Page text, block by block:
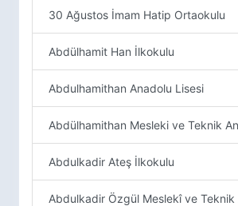
30 Ağustos İmam Hatip Ortaokulu
Abdülhamit Han İlkokulu
Abdulhamithan Anadolu Lisesi
Abdülhamithan Mesleki ve Teknik
Abdulkadir Ateş İlkokulu
Abdulkadir Özgül Meslekî ve Teknik